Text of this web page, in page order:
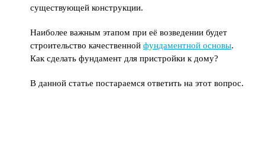
существующей конструкции.
Наиболее важным этапом при её возведении будет
строительство качественнойфундаментной основы.
Как сделать фундамент для пристройки к дому?
В данной статье постараемся ответить на этот вопрос.